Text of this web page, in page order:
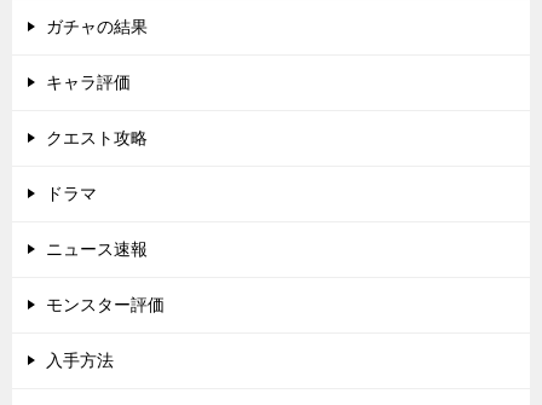
ガチャの結果
キャラ評価
クエスト攻略
ドラマ
ニュース速報
モンスター評価
入手方法